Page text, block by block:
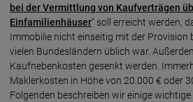
bei der Vermittlung von Kaufverträgen
Einfamilienhäuser“ soll erreicht werden,
Immobilie nicht einseitig mit der Provision
vielen Bundesländern üblich war.
Kaufnebenkosten gesenkt werden.
Maklerkosten in Höhe von 20.000 € oder
Folgenden beschreiben wir einige wichtige